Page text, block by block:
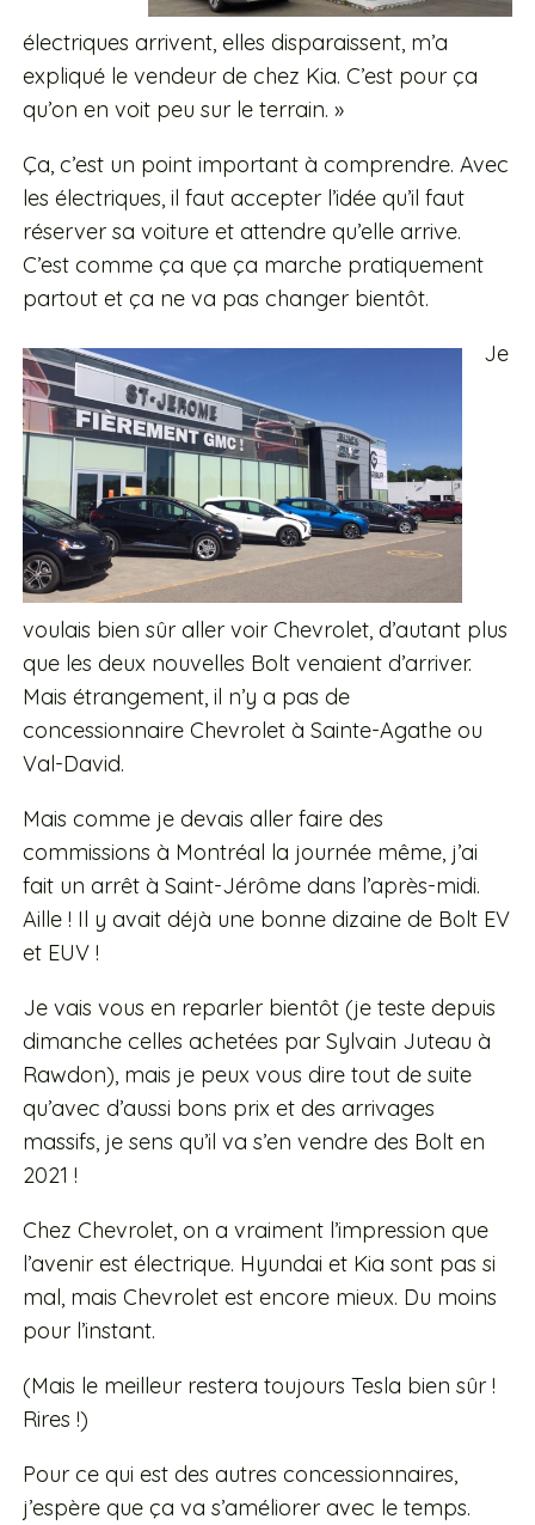
électriques arrivent, elles disparaissent, m’a
expliqué le vendeur de chez Kia. C’est pour ça
qu’on en voit peu sur le terrain. »
Ça, c’est un point important à comprendre. Avec
les électriques, il faut accepter l’idée qu’il faut
réserver sa voiture et attendre qu’elle arrive.
C’est comme ça que ça marche pratiquement
partout et ça ne va pas changer bientôt.
Je
voulais bien sûr aller voir Chevrolet, d’autant plus
que les deux nouvelles Bolt venaient d’arriver.
Mais étrangement, il n’y a pas de
concessionnaire Chevrolet à Sainte-Agathe ou
Val-David.
Mais comme je devais aller faire des
commissions à Montréal la journée même, j’ai
fait un arrêt à Saint-Jérôme dans l’après-midi.
Aille ! Il y avait déjà une bonne dizaine de Bolt EV
et EUV !
Je vais vous en reparler bientôt (je teste depuis
dimanche celles achetées par Sylvain Juteau à
Rawdon), mais je peux vous dire tout de suite
qu’avec d’aussi bons prix et des arrivages
massifs, je sens qu’il va s’en vendre des Bolt en
2021 !
Chez Chevrolet, on a vraiment l’impression que
l’avenir est électrique. Hyundai et Kia sont pas si
mal, mais Chevrolet est encore mieux. Du moins
pour l’instant.
(Mais le meilleur restera toujours Tesla bien sûr !
Rires !)
Pour ce qui est des autres concessionnaires,
j’espère que ça va s’améliorer avec le temps.